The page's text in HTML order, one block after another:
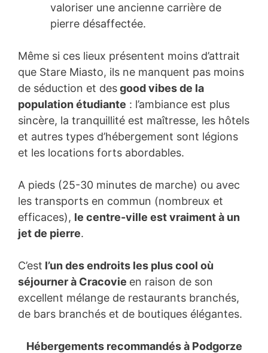
valoriser une ancienne carrière de
pierre désaffectée.
Même si ces lieux présentent moins d’attrait
que Stare Miasto, ils ne manquent pas moins
de séduction et desgood vibes de la
population étudiante : l’ambiance est plus
sincère, la tranquillité est maîtresse, les hôtels
et autres types d’hébergement sont légions
et les locations forts abordables.
A pieds (25-30 minutes de marche) ou avec
les transports en commun (nombreux et
efficaces), le centre-ville est vraiment à un
jet de pierre.
C’est l’un des endroits les plus cool où
séjourner à Cracovie en raison de son
excellent mélange de restaurants branchés,
de bars branchés et de boutiques élégantes.
Hébergements recommandés à Podgorze